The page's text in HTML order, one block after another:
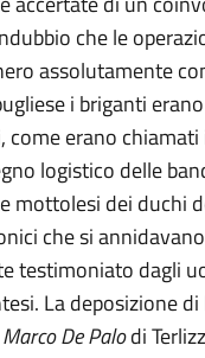
che le
assolutamente
i briganti
come erano
logistico delle
mottolesi dei duchi
che si
testimoniato dagli
La deposizione
Marco De Palodi